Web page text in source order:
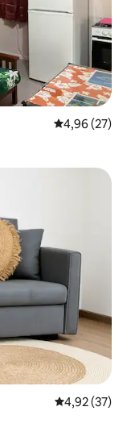
Gemiddelde
4,96 (27)
Gemiddelde
4,92 (37)